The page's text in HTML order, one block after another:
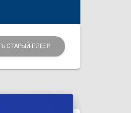
СТАРЫЙ ПЛЕЕР